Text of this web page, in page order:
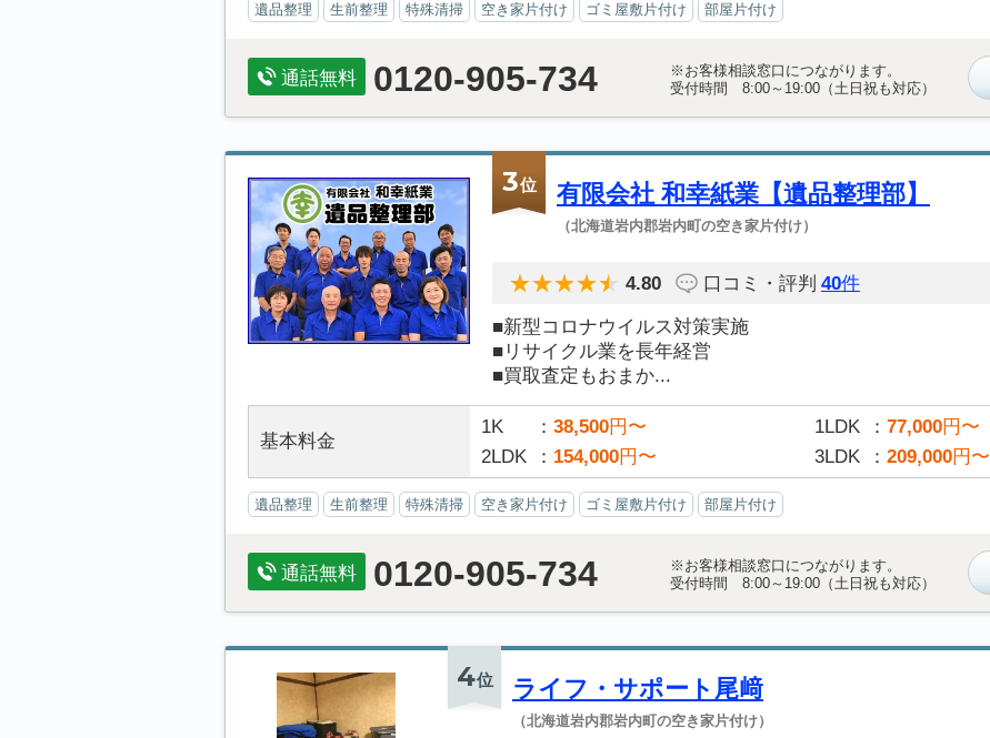
遺品整理 生前整理 特殊清掃 空き家片付け ゴミ屋敷片付け 部屋片付け
通話無料 0120-905-734
※お客様相談窓口につながります。
受付時間 8:00～19:00（土日祝も対応）
3位 有限会社 和幸紙業【遺品整理部】
（北海道岩内郡岩内町の空き家片付け）
4.80 口コミ・評判 40件
■新型コロナウイルス対策実施
■リサイクル業を長年経営
■買取査定もおまか...
基本料金
1K 38,500円〜 1LDK 77,000円〜
2LDK
154,000円〜 3LDK 209,000円〜
遺品整理 生前整理 特殊清掃 空き家片付け ゴミ屋敷片付け 部屋片付け
通話無料 0120-905-734
※お客様相談窓口につながります。
受付時間 8:00～19:00（土日祝も対応）
4位 ライフ・サポート尾﨑
（北海道岩内郡岩内町の空き家片付け）